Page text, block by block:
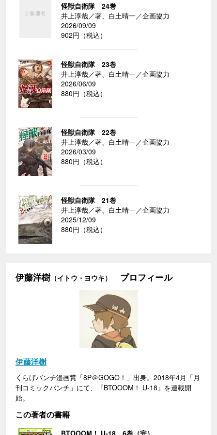
怪獣自衛隊 24巻
井上淳哉／著、白土晴一／企画協力
2026/09/09
902円（税込）
怪獣自衛隊 23巻
井上淳哉／著、白土晴一／企画協力
2026/06/09
880円（税込）
怪獣自衛隊 22巻
井上淳哉／著、白土晴一／企画協力
2026/03/09
880円（税込）
怪獣自衛隊 21巻
井上淳哉／著、白土晴一／企画協力
2025/12/09
880円（税込）
伊藤洋樹（イトウ・ヨウキ） プロフィール
伊藤洋樹
くらげバンチ漫画賞「8P＠GOGO！」出身。2018年4月「月
刊コミックバンチ」にて、『BTOOOM！ U-18』を連載開
始。
この著者の書籍
BTOOOM！ U-18 6巻（完）